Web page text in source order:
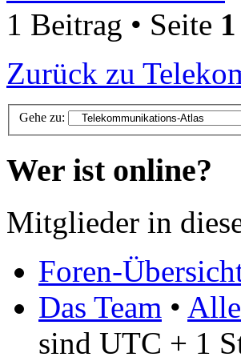
1 Beitrag • Seite 1
Zurück zu
Gehe zu:
Wer ist online?
Mitglieder in
Foren-
Das Team •
sind UTC + 1